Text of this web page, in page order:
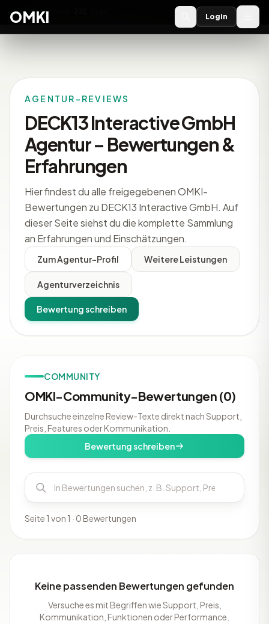
OMKI 2027
OMKI Login
AGENTUR-REVIEWS
DECK13 Interactive GmbH
Agentur – Bewertungen &
Erfahrungen
Hier findest du alle freigegebenen OMKI-
Bewertungen zu DECK13 Interactive GmbH. Auf
dieser Seite siehst du die komplette Sammlung
an Erfahrungen und Einschätzungen.
Zum Agentur-Profil Weitere Leistungen
Agenturverzeichnis
Bewertung schreiben
COMMUNITY
OMKI-Community-Bewertungen (0)
Durchsuche einzelne Review-Texte direkt nach Support,
Preis, Features oder Kommunikation.
Bewertung schreiben
Seite 1 von 1 · 0 Bewertungen
Keine passenden Bewertungen gefunden
Versuche es mit Begriffen wie Support, Preis,
Kommunikation, Funktionen oder Performance.